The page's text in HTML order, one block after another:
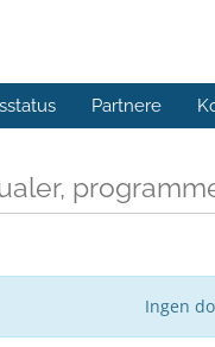
Partnere
Ingen